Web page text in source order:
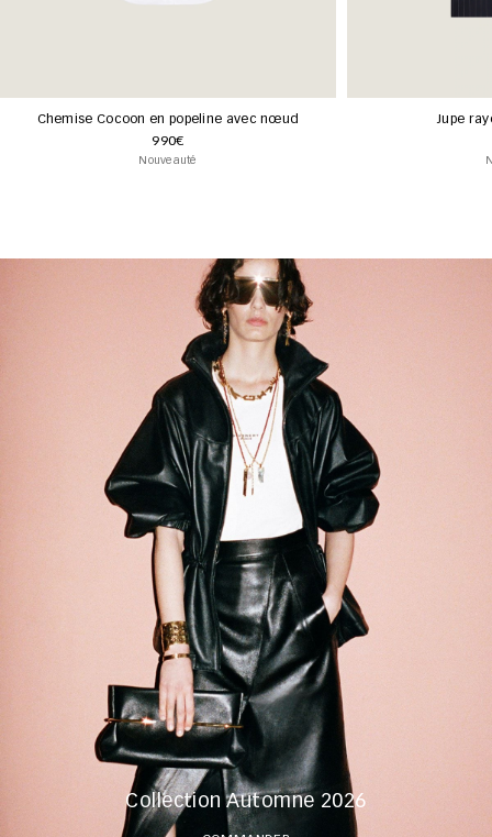
Chemise Cocoon en popeline avec nœud
990€
Nouveauté
Jupe
Collection Automne 2026